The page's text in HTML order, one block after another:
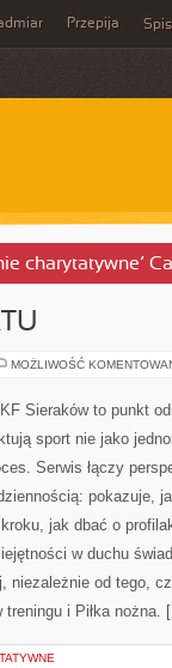
Przepija
charytatywne’
MOŻLIWOŚĆ
Sieraków to punkt
sport nie jako
Serwis łączy
pokazuje,
jak dbać o
w duchu
od tego,
treningu i Piłka nożna.